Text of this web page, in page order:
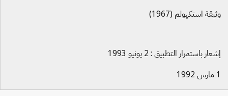
وثيقة استكهولم (1967)
إشعار باستمرار التطبيق : 2 يونيو 1993
1 مارس 1992